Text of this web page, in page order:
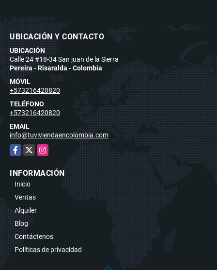
UBICACIÓN Y CONTACTO
UBICACIÓN
Calle 24 #18-34 San juan de la Sierra
Pereira - Risaralda - Colombia
MÓVIL
+573216420820
TELÉFONO
+573216420820
EMAIL
info@tuviviendaencolombia.com
Facebook
X Instagram
INFORMACIÓN
Inicio
Ventas
Alquiler
Blog
Contáctenos
Políticas de privacidad